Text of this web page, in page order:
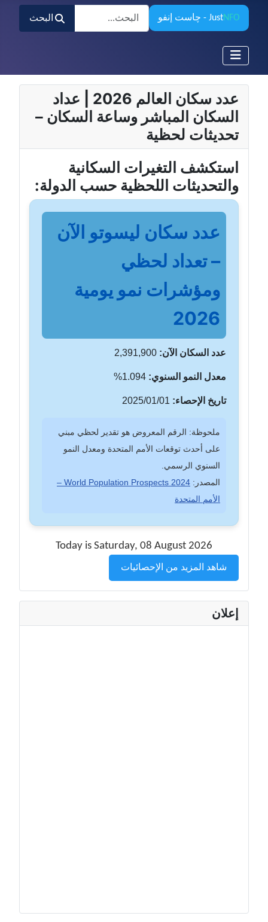
JustNFO - چاست إنفو
البحث
البحث
عدد سكان العالم 2026 | عداد
السكان المباشر وساعة السكان –
تحديثات لحظية
استكشف التغيرات السكانية
والتحديثات اللحظية حسب الدولة:
عدد سكان ليسوتو الآن
– تعداد لحظي
ومؤشرات نمو يومية
2026
عدد السكان الآن: 2,391,900
معدل النمو السنوي:
تاريخ الإحصاء:
ملحوظة: الرقم المعروض هو تقدير لحظي مبني
على أحدث توقعات الأمم المتحدة ومعدل النمو
السنوي الرسمي.
المصدر:
World Population Prospects 2024 –
الأمم المتحدة
Today is Saturday, 08 August 2026
شاهد المزيد من الإحصائيات
إعلان